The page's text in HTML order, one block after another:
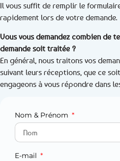
Il vous suffit de remplir le
rapidement lors de votre demande.
Vous vous demandez combien de
demande soit traitée ?
En général, nous traitons vos
suivant leurs réceptions, que ce
engageons à vous répondre dans
Nom & Prénom
E-mail